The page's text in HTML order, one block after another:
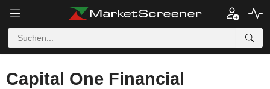
Capital One Financial